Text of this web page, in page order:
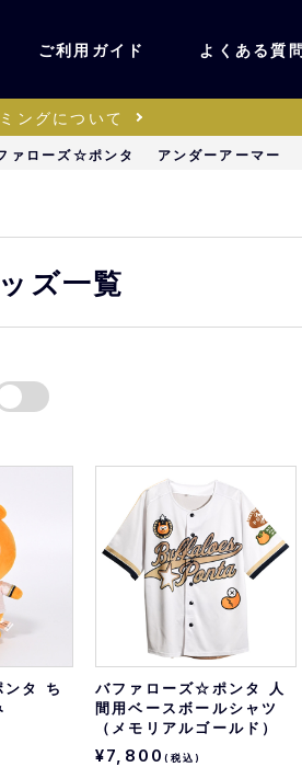
ム・ワッ
キャップ・
ビー バッグ
キッチン
ー
すすめ オリっこに
ご利用ガイド よくある質
ングについて
ァローズ☆ポンタ アンダーアーマー
ズ一覧
タ ち
バファローズ☆ポンタ 人
間用ベースボールシャツ
（メモリアルゴールド）
¥7,800(税込)